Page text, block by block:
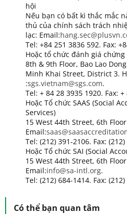
hội
Nếu bạn có bất kì thắc mắc
thủ của chính sách trách
lạc: Email:
Tel: +84 251 3836 592. Fax:
Hoặc tổ chức đánh giá chứng
8th & 9th Floor, Bao Lao
Minh Khai Street, District 3.
:sgs.vietnam@sgs.com.
Tel: + 84 28 3935 1920. Fax:
Hoặc Tổ chức SAAS (Social
Services)
15 West 44th Street, 6th
Email:
Tel: (212) 391-2106. Fax:
Hoặc Tổ chức SAI (Social
15 West 44th Street, 6th
Email:info@sa-intl.org.
Tel: (212) 684-1414. Fax:
Có thể bạn quan tâm